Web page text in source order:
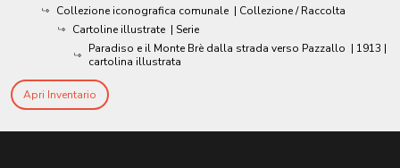
Collezione iconografica comunale | Collezione / Raccolta
Cartoline illustrate | Serie
Paradiso e il Monte Brè dalla strada verso Pazzallo | 1913 |
cartolina illustrata
Apri Inventario